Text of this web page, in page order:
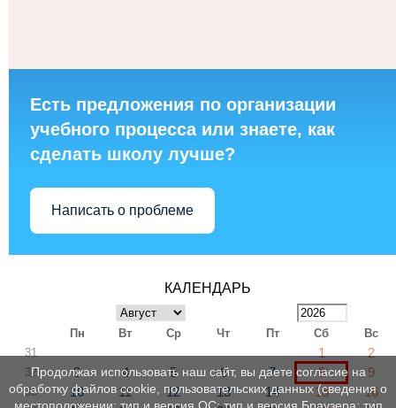
Есть предложения по организации
учебного процесса или знаете, как
сделать школу лучше?
Написать о проблеме
КАЛЕНДАРЬ
Пн Вт Ср Чт Пт Сб
Вс
31
1 2
32 3 4 5 6 7 8 9
33 10 11 12 13 14 15 16
Продолжая использовать наш сайт, вы даете согласие на
обработку файлов cookie, пользовательских данных (сведения о